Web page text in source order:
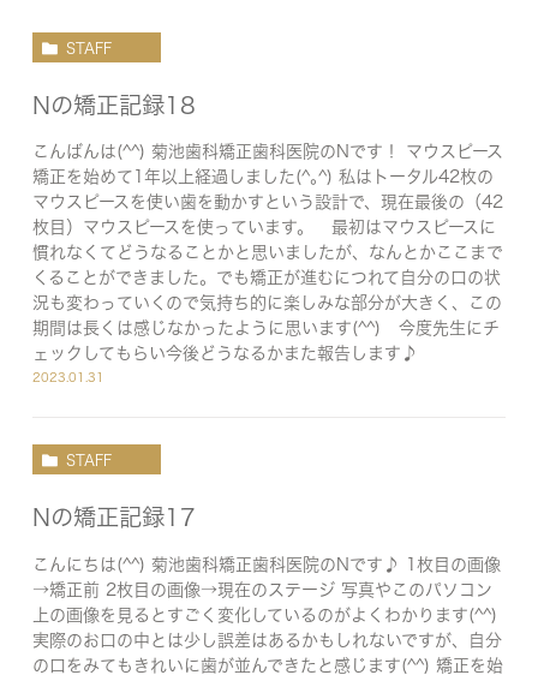
STAFF
Nの矯正記録18
こんばんは(^^) 菊池歯科矯正歯科医院のNです！ マウスピース
矯正を始めて1年以上経過しました(^｡^) 私はトータル42枚の
マウスピースを使い歯を動かすという設計で、現在最後の（42
枚目）マウスピースを使っています。 最初はマウスピースに
慣れなくてどうなることかと思いましたが、なんとかここまで
くることができました。でも矯正が進むにつれて自分の口の状
況も変わっていくので気持ち的に楽しみな部分が大きく、この
期間は長くは感じなかったように思います(^^) 今度先生にチ
ェックしてもらい今後どうなるかまた報告します♪
2023.01.31
STAFF
Nの矯正記録17
こんにちは(^^) 菊池歯科矯正歯科医院のNです♪ 1枚目の画像
→矯正前 2枚目の画像→現在のステージ 写真やこのパソコン
上の画像を見るとすごく変化しているのがよくわかります(^^)
実際のお口の中とは少し誤差はあるかもしれないですが、自分
の口をみてもきれいに歯が並んできたと感じます(^^) 矯正を始